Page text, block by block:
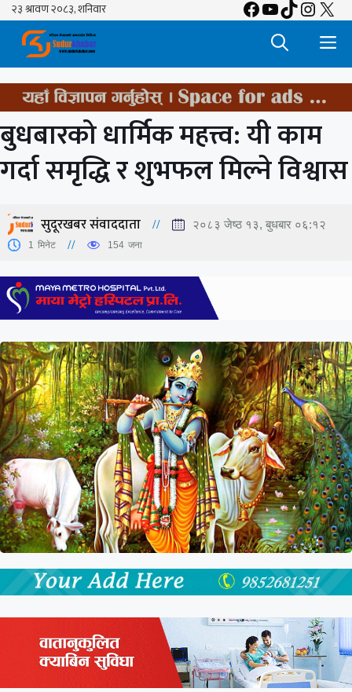
Skip
content
Facebook
YouTube
TikTok
X
बुधबारको धार्मिक महत्त्व: यी काम
गर्दा समृद्धि र शुभफल मिल्ने विश्वास
सुदूरखबर संवाददाता २०८३ जेष्ठ १३, बुधबार ०६:१२
1 मिनेट 154 जना